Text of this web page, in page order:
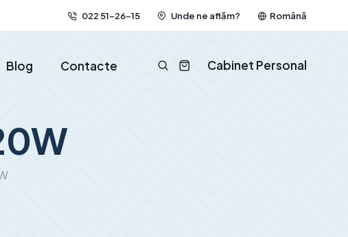
022 51-26-15 Unde ne aflăm? Română
Blog Contacte Cabinet Personal